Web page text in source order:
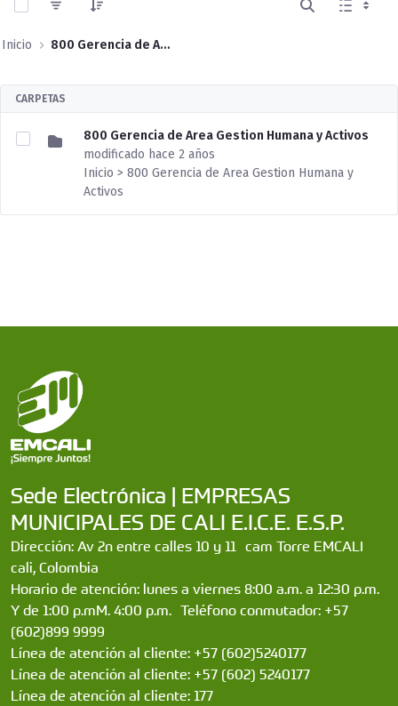
Inicio 800 Gerencia de Area Gestion Humana y Activos
CARPETAS
800 Gerencia de Area Gestion Humana y Activos
modificado hace 2 años
Inicio > 800 Gerencia de Area Gestion Humana y
Activos
Sede Electrónica | EMPRESAS
MUNICIPALES DE CALI E.I.C.E. E.S.P.
Dirección: Av 2n entre calles 10 y 11 cam Torre EMCALI
cali, Colombia
Horario de atención: lunes a viernes 8:00 a.m. a 12:30 p.m.
Y de 1:00 p.mM. 4:00 p.m. Teléfono conmutador: +57
(602)899 9999
Línea de atención al cliente: +57 (602)5240177
Línea de atención al cliente: +57 (602) 5240177
Línea de atención al cliente: 177